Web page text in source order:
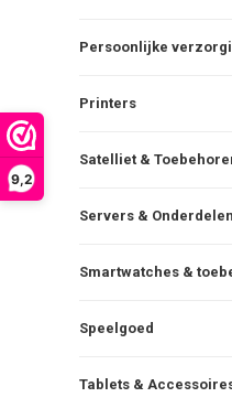
9,2
Persoonlijke
Printers
Satelliet &
Servers & Onderdelen
Smartwatches &
Speelgoed
Tablets &